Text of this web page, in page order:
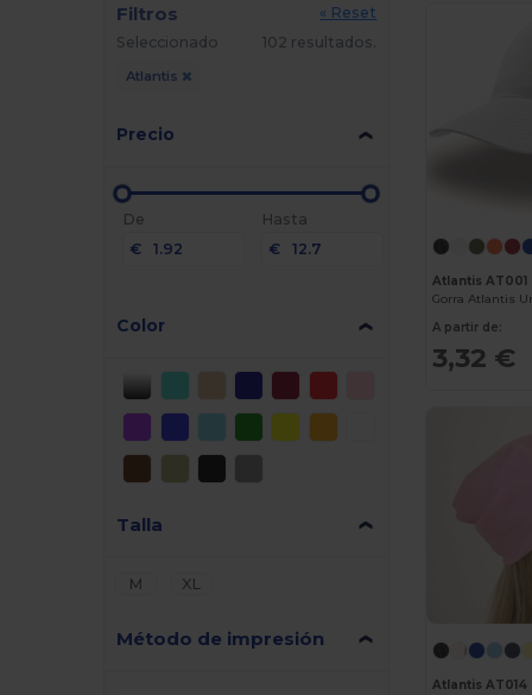
Filtros
« Reset
Seleccionado
102 resultados.
Atlantis
Precio
De
€
Hasta
€
Color
Talla
M XL
Método de impresión
Atlantis AT001
Gorra Atlantis
A partir de:
3,32 €
Atlantis AT014